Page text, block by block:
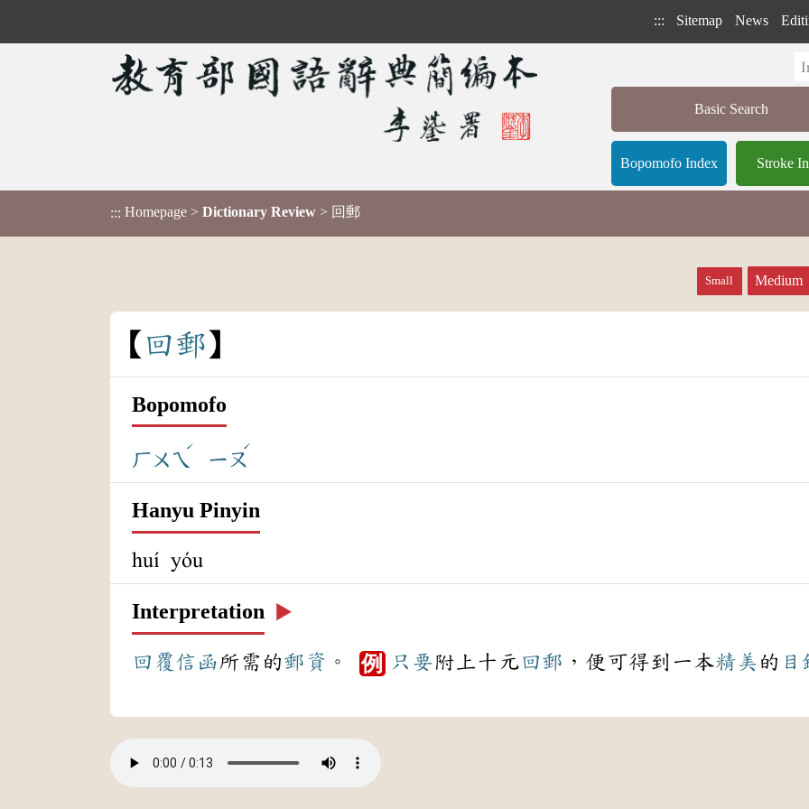
::: Sitemap News
Basic Search
Bopomofo Index Stroke
::: Homepage > Dictionary Review > 回郵
Small Medium
回郵
Bopomofo
ㄏㄨㄟ
ˊ
ㄧㄡ
ˊ
Hanyu Pinyin
huí yóu
Interpretation ▶️
回覆信函所需的郵資 。 例 只要附上十元回郵 ，便可得到一本精美 的 目